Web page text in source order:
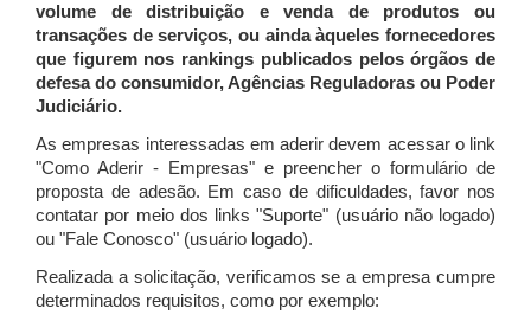
volume de distribuição e venda de produtos ou
transações de serviços, ou ainda àqueles fornecedores
que figurem nos rankings publicados pelos órgãos de
defesa do consumidor, Agências Reguladoras ou Poder
Judiciário.
As empresas interessadas em aderir devem acessar o link
"Como Aderir - Empresas" e preencher o formulário de
proposta de adesão. Em caso de dificuldades, favor nos
contatar por meio dos links "Suporte" (usuário não logado)
ou "Fale Conosco" (usuário logado).
Realizada a solicitação, verificamos se a empresa cumpre
determinados requisitos, como por exemplo: